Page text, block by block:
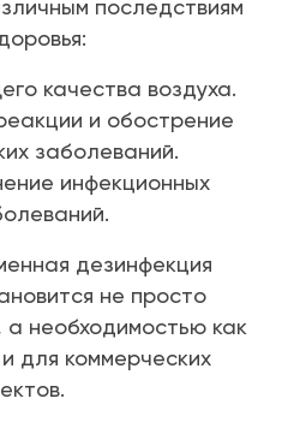
последствиям
качества воздуха.
и обострение
заболеваний.
инфекционных
дезинфекция
не просто
необходимостью как
для коммерческих